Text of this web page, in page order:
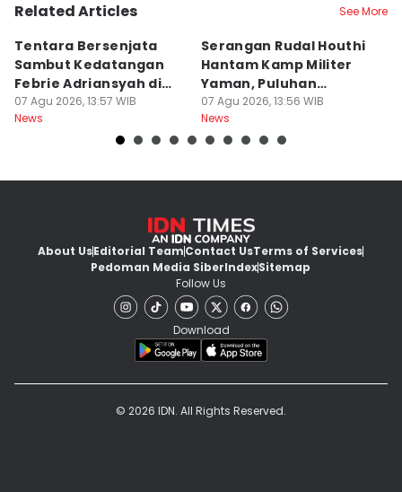
Related Articles See More
Tentara Bersenjata
Sambut Kedatangan
Febrie Adriansyah di
Kejagung
07 Agu 2026, 13:57 WIB
News
Serangan Rudal Houthi
Hantam Kamp Militer
Yaman, Puluhan
Tentara Tewas
07 Agu 2026, 13:56 WIB
News
About UsEditorial TeamContact UsTerms of Services
Pedoman Media SiberIndexSitemap
Follow Us
Download
© 2026 IDN. All Rights Reserved.